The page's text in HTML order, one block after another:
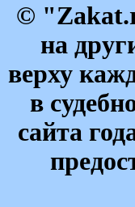
©
на
верху
в
сайта